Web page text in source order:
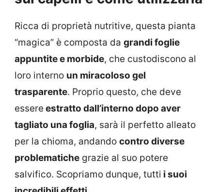
Ricca di proprietà nutritive, questa pianta
“magica” è composta da grandi foglie
appuntite e morbide, che custodiscono al
loro interno un miracoloso gel
trasparente. Proprio questo, che deve
essere estratto dall’interno dopo aver
tagliato una foglia, sarà il perfetto alleato
per la chioma, andando contro diverse
problematiche grazie al suo potere
salvifico. Scopriamo dunque, tutti i suoi